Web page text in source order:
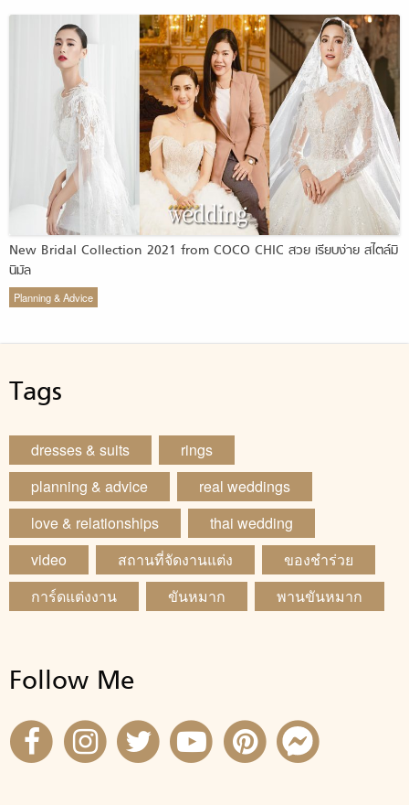
New Bridal Collection 2021 from COCO CHIC สวย เรียบง่าย สไตล์มิ
นิมัล
Planning & Advice
Tags
dresses & suits
rings
planning & advice
real weddings
love & relationships
thai wedding
video
สถานที่จัดงานแต่ง
ของชำร่วย
การ์ดแต่งงาน
ขันหมาก พานขันหมาก
Follow Me